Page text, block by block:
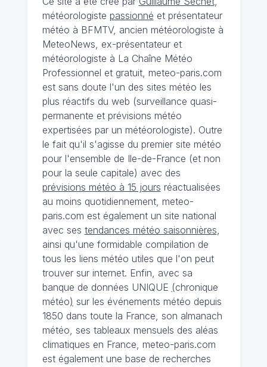
météorologiste passionné et présentateur
météo à BFMTV, ancien météorologiste à
MeteoNews, ex-présentateur et
météorologiste à La Chaîne Météo
Professionnel et gratuit, meteo-paris.com
est sans doute l'un des sites météo les
plus réactifs du web (surveillance quasi-
permanente et prévisions météo
expertisées par un météorologiste). Outre
le fait qu'il s'agisse du premier site météo
pour l'ensemble de Ile-de-France (et non
pour la seule capitale) avec des
prévisions météo à 15 jours réactualisées
au moins quotidiennement, meteo-
paris.com est également un site national
avec ses tendances météo saisonnières
ainsi qu'une formidable compilation de
tous les liens météo utiles que l'on peut
trouver sur internet. Enfin, avec sa
banque de données UNIQUE (chronique
météo) sur les événements météo depuis
1850 dans toute la France, son almanach
météo, ses tableaux mensuels des aléas
climatiques en France, meteo-paris.com
est également une base de recherches